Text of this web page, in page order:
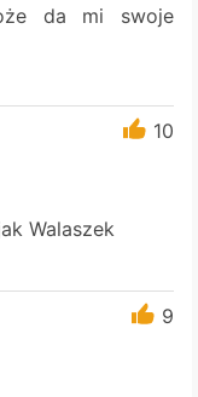
da mi swoje
10
Walaszek
9